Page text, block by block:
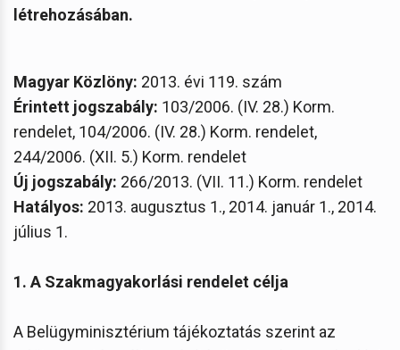
létrehozásában.
Magyar Közlöny: 2013. évi 119. szám
Érintett jogszabály: 103/2006. (IV. 28.) Korm.
rendelet, 104/2006. (IV. 28.) Korm. rendelet,
244/2006. (XII. 5.) Korm. rendelet
Új jogszabály: 266/2013. (VII. 11.) Korm. rendelet
Hatályos: 2013. augusztus 1., 2014. január 1., 2014.
július 1.
1. A Szakmagyakorlási rendelet célja
A Belügyminisztérium tájékoztatás szerint az